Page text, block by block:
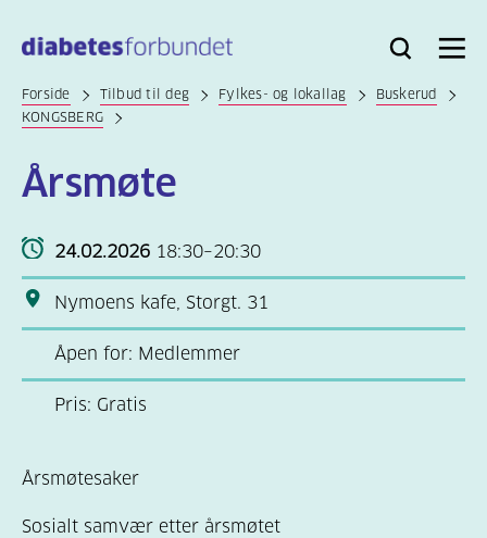
hovedinnhold
Bli
Logg
Søk Meny
Forside Tilbud til deg Fylkes- og lokallag
Buskerud
KONGSBERG
Årsmøte
24.02.2026 18:30–20:30
Nymoens kafe, Storgt. 31
Åpen for: Medlemmer
Pris: Gratis
Årsmøtesaker
Sosialt samvær etter årsmøtet